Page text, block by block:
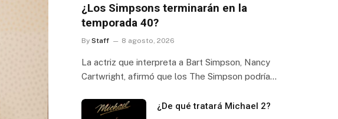
¿Los Simpsons terminarán en la
temporada 40?
By Staff 8 agosto, 2026
La actriz que interpreta a Bart Simpson, Nancy
Cartwright, afirmó que los The Simpson podría…
¿De qué tratará Michael 2?